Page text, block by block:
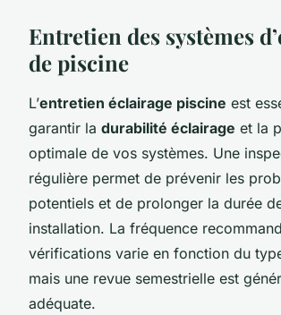
Entretien des systèmes
de piscine
L’entretien éclairage piscine est
garantir la durabilité éclairage et la
optimale de vos systèmes. Une
régulière permet de prévenir les
potentiels et de prolonger la durée
installation. La fréquence
vérifications varie en fonction du
mais une revue semestrielle est
adéquate.